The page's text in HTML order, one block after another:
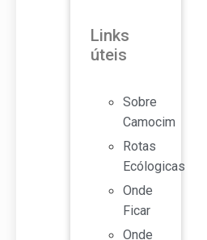
Links
úteis
Sobre
Camocim
Rotas
Ecólogicas
Onde
Ficar
Onde